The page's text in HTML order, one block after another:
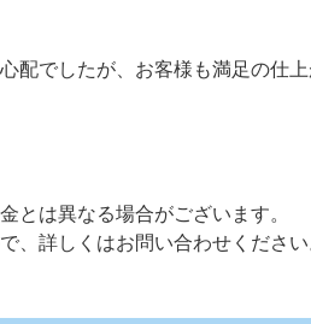
配でしたが、お客様も満足の仕上
とは異なる場合がございます。
、詳しくはお問い合わせください